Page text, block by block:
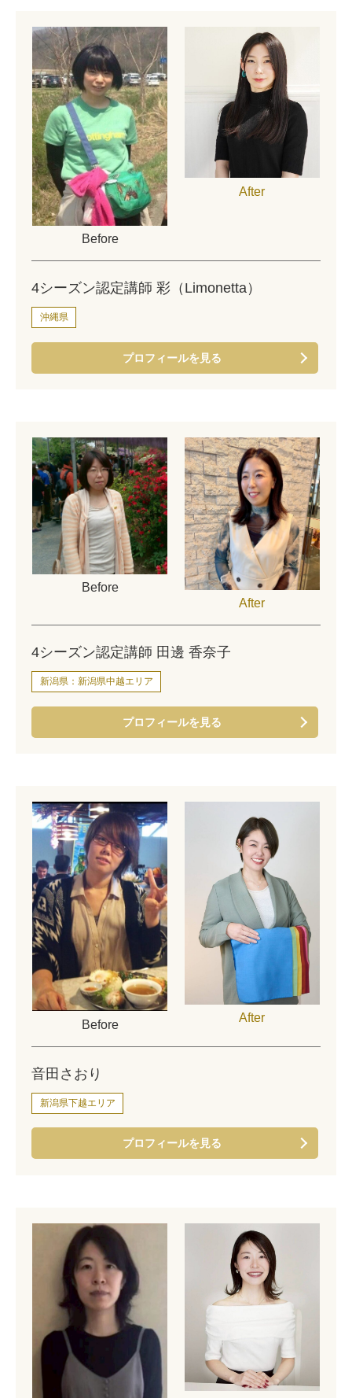
Before
After
4シーズン認定講師 彩（Limonetta）
沖縄県
プロフィールを見る
Before
After
4シーズン認定講師 田邊 香奈子
新潟県：新潟県中越エリア
プロフィールを見る
Before After
音田さおり
新潟県下越エリア
プロフィールを見る